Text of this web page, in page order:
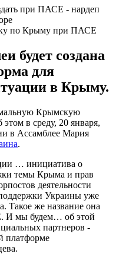
по Крыму при ПАСЕ
будет создана
для
в Крыму.
Крымскую
в среду, 20 января,
в Ассамблее Мария
.
… инициатива о
темы Крыма и прав
деятельности
Украины уже
Такое же название она
И мы будем… об этой
партнеров -
платформе